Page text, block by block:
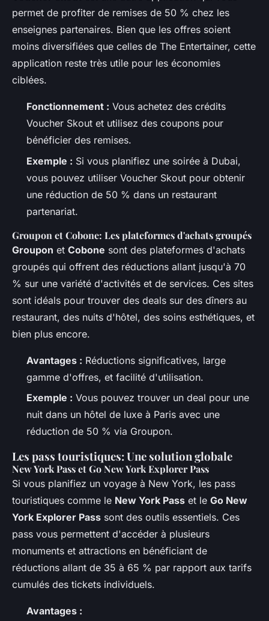
permet de profiter de remises de 50 % chez les
enseignes partenaires. Bien que les offres soient
moins diversifiées que celles de The Entertainer, cette
application reste très utile pour les économies
ciblées.
Fonctionnement : Vous achetez des crédits
Voucher Skout et utilisez des coupons pour
bénéficier des remises.
Exemple : Si vous planifiez une soirée à Dubai,
vous pouvez utiliser Voucher Skout pour obtenir
une réduction de 50 % dans un restaurant
partenariat.
Groupon et Cobone: Les plateformes d'achats groupés
Groupon et Cobone sont des plateformes d'achats
groupés qui offrent des réductions allant jusqu'à 70
% sur une variété d'activités et de services. Ces sites
sont idéals pour trouver des deals sur des dîners au
restaurant, des nuits d'hôtel, des soins esthétiques, et
bien plus encore.
Avantages : Réductions significatives, large
gamme d'offres, et facilité d'utilisation.
Exemple : Vous pouvez trouver un deal pour une
nuit dans un hôtel de luxe à Paris avec une
réduction de 50 % via Groupon.
Les pass touristiques: Une solution globale
New York Pass et Go New York Explorer Pass
Si vous planifiez un voyage à New York, les pass
touristiques comme le New York Pass et le Go New
York Explorer Pass sont des outils essentiels. Ces
pass vous permettent d'accéder à plusieurs
monuments et attractions en bénéficiant de
réductions allant de 35 à 65 % par rapport aux tarifs
cumulés des tickets individuels.
Avantages :